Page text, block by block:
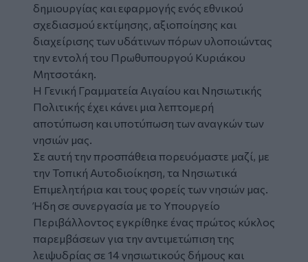
δημιουργίας και εφαρμογής ενός εθνικού
σχεδιασμού εκτίμησης, αξιοποίησης και
διαχείρισης των υδάτινων πόρων υλοποιώντας
την εντολή του Πρωθυπουργού Κυριάκου
Μητσοτάκη.
Η Γενική Γραμματεία Αιγαίου και Νησιωτικής
Πολιτικής έχει κάνει μια λεπτομερή
αποτύπωση και υποτύπωση των αναγκών των
νησιών μας.
Σε αυτή την προσπάθεια πορευόμαστε μαζί, με
την Τοπική Αυτοδιοίκηση, τα Νησιωτικά
Επιμελητήρια και τους φορείς των νησιών μας.
Ήδη σε συνεργασία με το Υπουργείο
Περιβάλλοντος εγκρίθηκε ένας πρώτος κύκλος
παρεμβάσεων για την αντιμετώπιση της
λειψυδρίας σε 14 νησιωτικούς δήμους και